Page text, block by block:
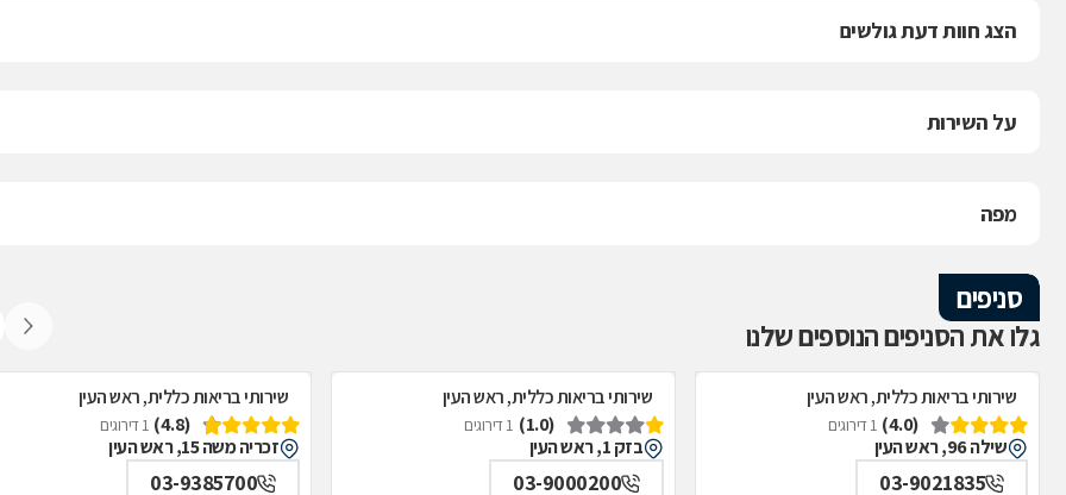
הצג חוות דעת גולשים
על השירות
מפה
סניפים
גלו את הסניפים הנוספים שלנו
שירותי בריאות כללית, ראש העין
(4.0)
1 דירוגים
שילה 96, ראש העין
03-9021835
שירותי בריאות כללית, ראש העין
(1.0)
1 דירוגים
בזק 1, ראש העין
03-9000200
שירותי בריאות כללית, ראש העין
(4.8)
1 דירוגים
זכריה משה 15, ראש העין
03-9385700